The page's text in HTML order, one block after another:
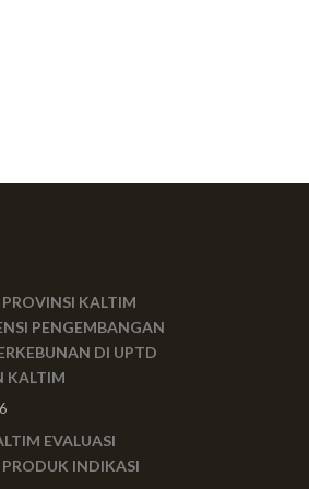
KALTIM
PENGEMBANGAN
DI UPTD
KALTIM
EVALUASI
INDIKASI